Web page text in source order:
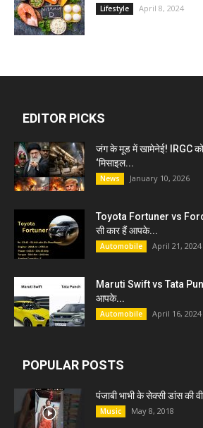
Lifestyle April 8, 2024
EDITOR PICKS
जंग के मूड में खामेनेई! IRGC
‘मिसाइल...
News January 10, 2026
Toyota Fortuner vs
सी कार हैं आपके...
Automobile April 21, 2024
Maruti Swift vs Tata
आपके...
Automobile April 16, 2024
POPULAR POSTS
पंजाबी भाभी के सेक्सी डांस की
Music May 8, 2018